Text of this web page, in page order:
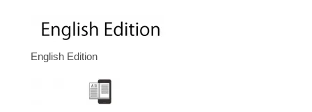
English Edition